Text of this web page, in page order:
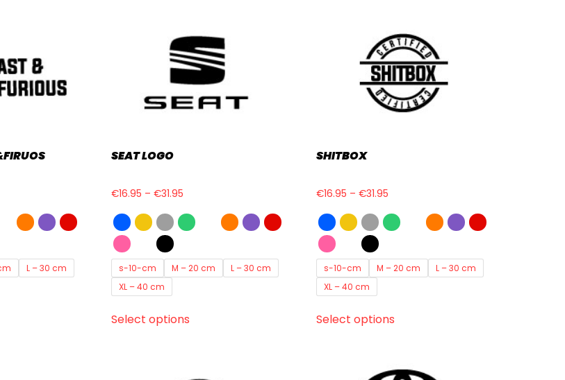
L – 30 cm
SEAT LOGO
€16.95 – €31.95
s-10-cm M – 20 cm
L – 30 cm
XL – 40 cm
Select options
SHITBOX
€16.95 – €31.95
s-10-cm M – 20 cm
L – 30 cm
XL – 40 cm
Select options